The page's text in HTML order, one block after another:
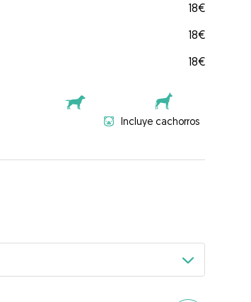
18€
18€
18€
Incluye cachorros